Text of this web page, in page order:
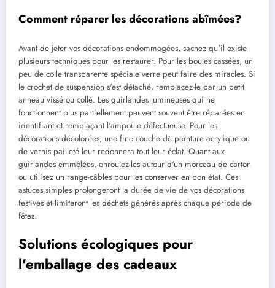
Comment réparer les décorations abîmées?
Avant de jeter vos décorations endommagées, sachez qu'il existe
plusieurs techniques pour les restaurer. Pour les boules cassées, un
peu de colle transparente spéciale verre peut faire des miracles. Si
le crochet de suspension s'est détaché, remplacez-le par un petit
anneau vissé ou collé. Les guirlandes lumineuses qui ne
fonctionnent plus partiellement peuvent souvent être réparées en
identifiant et remplaçant l'ampoule défectueuse. Pour les
décorations décolorées, une fine couche de peinture acrylique ou
de vernis pailleté leur redonnera tout leur éclat. Quant aux
guirlandes emmêlées, enroulez-les autour d'un morceau de carton
ou utilisez un range-câbles pour les conserver en bon état. Ces
astuces simples prolongeront la durée de vie de vos décorations
festives et limiteront les déchets générés après chaque période de
fêtes.
Solutions écologiques pour
l'emballage des cadeaux